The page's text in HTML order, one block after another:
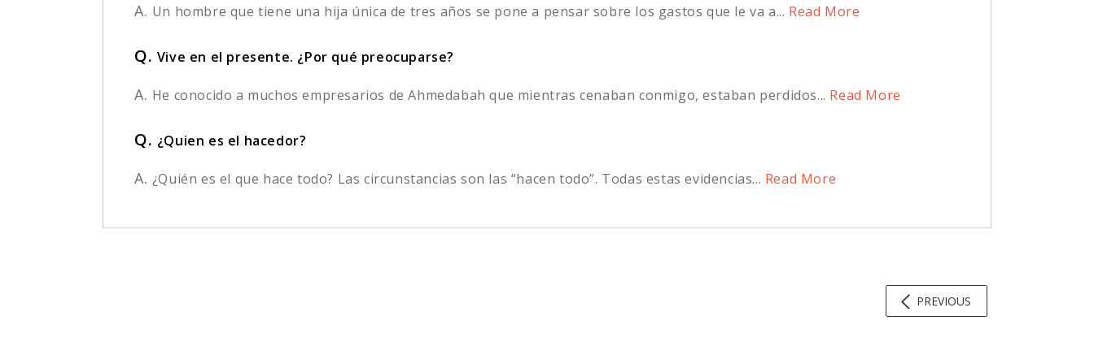
A. Un hombre que tiene una hija única de tres años se pone a pensar sobre los gastos que le va a... Read More
Q. Vive en el presente. ¿Por qué preocuparse?
A. He conocido a muchos empresarios de Ahmedabah que mientras cenaban conmigo, estaban perdidos... Read More
Q. ¿Quien es el hacedor?
A. ¿Quién es el que hace todo? Las circunstancias son las “hacen todo”. Todas estas evidencias... Read More
PREVIOUS